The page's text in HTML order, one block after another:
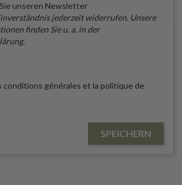
unseren Newsletter
jederzeit widerrufen. Unsere
finden Sie u. a. in der
conditions générales et la politique de
SPEICHERN